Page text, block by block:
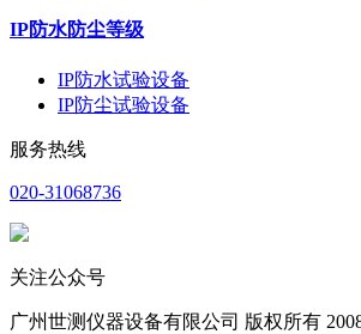
IP防水防尘等级
IP防水试验设备
IP防尘试验设备
服务热线
020-31068736
关注公众号
广州世测仪器设备有限公司 版权所有